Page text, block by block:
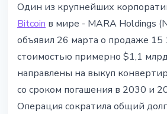
MARA Holdings
BTC за $1,1 млрд -
сокращён на 30%
26 марта 2026 г.3 мин чтения
Наталия Дорофеева
Один из крупнейших
Bitcoin в мире - MARA Holdings
объявил 26 марта о продаже
стоимостью примерно $1,1
направлены на выкуп
со сроком погашения в 2030 и
Операция сократила общий